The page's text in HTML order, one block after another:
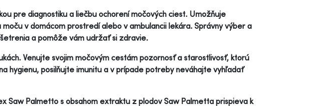
pre diagnostiku a liečbu ochorení močových ciest. Umožňuje
v domácom prostredí alebo v ambulancii lekára. Správny výber a
a pomôže vám udržať si zdravie.
Venujte svojim močovým cestám pozornosť a starostlivosť, ktorú
hygienu, posilňujte imunitu a v prípade potreby neváhajte vyhľadať
Saw Palmetto s obsahom extraktu z plodov Saw Palmetta prispieva k